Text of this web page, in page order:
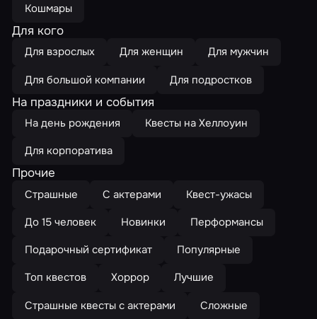
Кошмары
Для кого
Для взрослых Для женщин
Для мужчин
Для большой компании
Для подростков
На праздники и события
На день рождения
Квесты на Хеллоуин
Для корпоратива
Прочие
Страшные С актерами
Квест-ужасы
До 15 человек
Новинки
Перформансы
Подарочный сертификат
Популярные
Топ квестов
Хоррор
Лучшие
Страшные квесты с актерами
Сложные